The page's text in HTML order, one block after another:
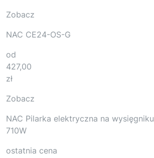
Zobacz
NAC CE24-OS-G
od
427,00
zł
Zobacz
NAC Pilarka elektryczna na
710W
ostatnia cena